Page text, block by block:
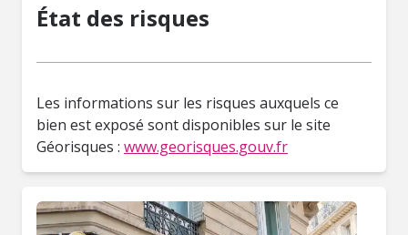
État des risques
Les informations sur les risques auxquels ce
bien est exposé sont disponibles sur le site
Géorisques : www.georisques.gouv.fr